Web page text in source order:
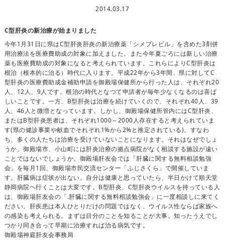
2014.03.17
C型肝炎の新治療が始まりました
今年1月31日に県はC型肝炎肝炎の新治療薬「シメプレビル」を含めた3剤併
用治療法を医療費助成の対象に加えました。また今年夏ごろには新しい治療
薬も医療費助成の対象になると考えられています。これらによりC型肝炎は
根治（根本的に治る）時代に入ります。平成22年から3年間、県に対してC
型肝炎の医療費助成金補助申請を御殿場保健所から行った人は、それぞれ20
人、12人、9人です。根治の時代となつて申請者が毎年少なくなるのは喜ば
しいことです。一方、B型肝炎は治療を続けていくので、それぞれ40人、39
人、46人と微増となっています。しかし、御殿場保健所管内にはC型肝炎、
またはB型肝炎患者は、それぞれ1000～2000人存在すると考えられていま
す(県の健診事業や献血でそれぞれ1%から2%と推定されている)。すなわ
ち、多くの人たちは治療を受けていないことになります。それはなぜでしょ
うか。御殿場市、小山町には肝炎治療の拠点病院がなく相談する施設が遠い
ことではないでしょうか。御殿場肝友会では「肝臓に関する無料相談勉強
会」を毎月1回、御殿場市民交流センター「ふじさくら」で開催していま
す。肝臓病は症状が出ない。自分は健康と思っていたら、半日かけて順天堂
静岡病院ヘ行くことは大変です。B型肝炎、C型肝炎ウイルスを持っている人
は、御殿場肝友会の「.肝臓に関する無料相談勉強会」に一度相談しに来てく
ださい。肝疾患は本人ひとりだけの問題ではなく、ウイルス性ならば家族へ
の感染も考えられる。まずは目分のことを知ることが大事。知ったうえでし
つかり同き合って早期に治療すれば治る病気です。
御殿場神庭肝友会事務局